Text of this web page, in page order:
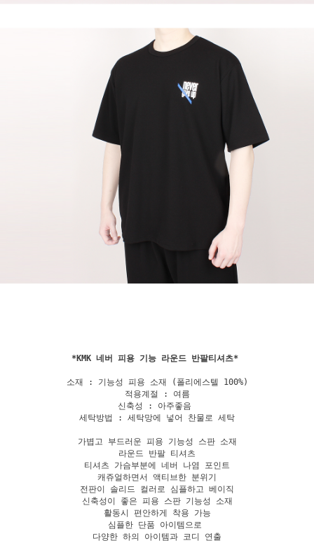
*KMK 네버 피용 기능 라운드 반팔티셔츠
소재 : 기능성 피용 소재 (폴리에스텔 100%)
적용계절 : 여름
신축성 : 아주좋음
세탁방법 : 세탁망에 넣어 찬물로 세탁
가볍고 부드러운 피용 기능성 스판 소재
라운드 반팔 티셔츠
티셔츠 가슴부분에 네버 나염 포인트
캐쥬얼하면서 액티브한 분위기
전판이 솔리드 컬러로 심플하고 베이직
신축성이 좋은 피용 스판 기능성 소재
활동시 편안하게 착용 가능
심플한 단품 아이템으로
다양한 하의 아이템과 코디 연출